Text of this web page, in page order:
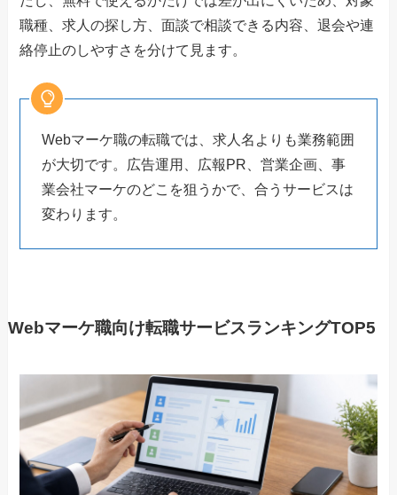
職種、求人の探し方、面談で相談できる内容、退会や連
絡停止のしやすさを分けて見ます。
Webマーケ職の転職では、求人名よりも業務範囲
が大切です。広告運用、広報PR、営業企画、事
業会社マーケのどこを狙うかで、合うサービスは
変わります。
Webマーケ職向け転職サービスランキングTOP5